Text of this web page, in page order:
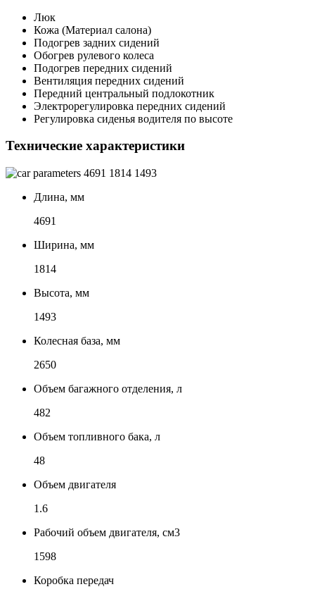
Люк
Кожа (Материал салона)
Подогрев задних сидений
Обогрев рулевого колеса
Подогрев передних сидений
Вентиляция передних сидений
Передний центральный подлокотник
Электрорегулировка передних сидений
Регулировка сиденья водителя по высоте
Технические характеристики
4691 1814 1493
Длина, мм
4691
Ширина, мм
1814
Высота, мм
1493
Колесная база, мм
2650
Объем багажного отделения, л
482
Объем топливного бака, л
48
Объем двигателя
1.6
Рабочий объем двигателя, см3
1598
Коробка передач